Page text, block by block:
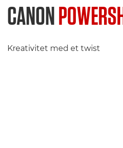
CANON
Kreativitet med et twist